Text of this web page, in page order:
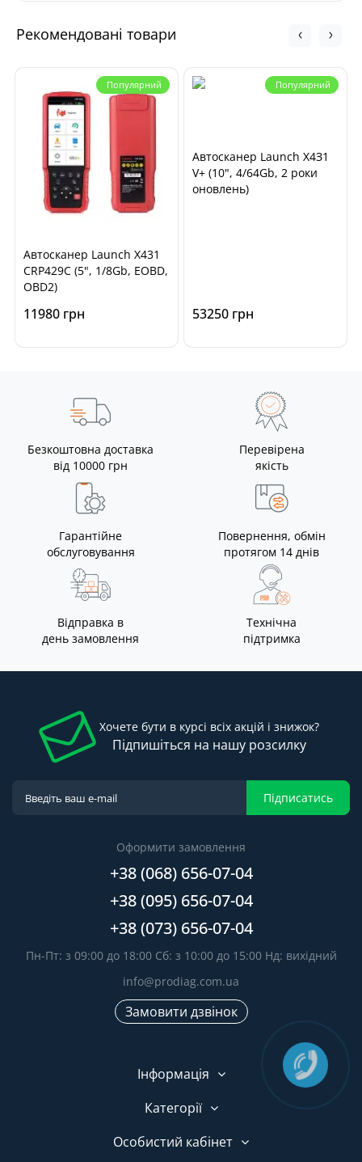
Рекомендовані товари
Популярний
Автосканер Launch X431
CRP429C (5", 1/8Gb, EOBD,
OBD2)
11980 грн
Популярний
Автосканер Launch X4З1
V+ (10", 4/64Gb, 2 роки
оновлень)
53250 грн
Безкоштовна доставка
від 10000 грн
Перевірена
якість
Гарантійне
обслуговування
Повернення, обмін
протягом 14 днів
Відправка в
день замовлення
Технічна
підтримка
Хочете бути в курсі всіх акцій і знижок?
Підпишіться на нашу розсилку
Підписатись
Оформити замовлення
+38 (068) 656-07-04
+38 (095) 656-07-04
+38 (073) 656-07-04
Пн-Пт: з 09:00 до 18:00 Сб: з 10:00 до 15:00 Нд: вихідний
info@prodiag.com.ua
Замовити дзвінок
Інформація
Категорії
Особистий кабінет